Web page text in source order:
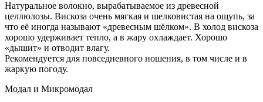
Натуральное волокно, вырабатываемое из древесной
целлюлозы. Вискоза очень мягкая и шелковистая на ощупь, за
что её иногда называют «древесным шёлком». В холод вискоза
хорошо удерживает тепло, а в жару охлаждает. Хорошо
«дышит» и отводит влагу.
Рекомендуется для повседневного ношения, в том числе и в
жаркую погоду.
Модал и Микромодал